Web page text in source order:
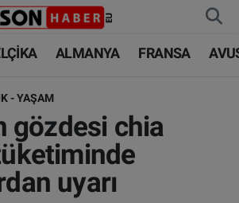
ALMANYA FRANSA
- YAŞAM
gözdesi chia
uyarı
Durumu ve Fikstür